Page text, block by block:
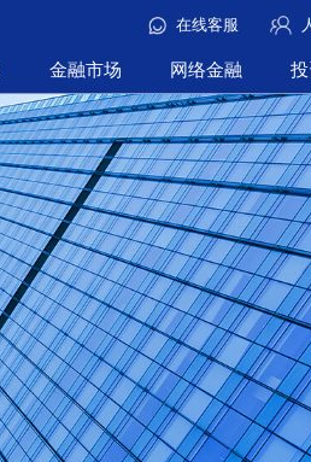
在线客服
金融市场 网络金融